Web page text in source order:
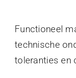
Functioneel
technische
toleranties en